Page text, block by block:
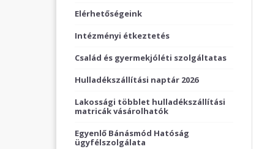
Elérhetőségeink
Intézményi étkeztetés
Család és gyermekjóléti szolgáltatas
Hulladékszállítási naptár 2026
Lakossági többlet hulladékszállítási
matricák vásárolhatók
Egyenlő Bánásmód Hatóság
ügyfélszolgálata